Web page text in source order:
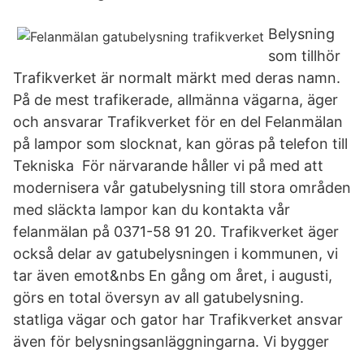
Belysning
som tillhör
Trafikverket är normalt märkt med deras namn.
På de mest trafikerade, allmänna vägarna, äger
och ansvarar Trafikverket för en del Felanmälan
på lampor som slocknat, kan göras på telefon till
Tekniska För närvarande håller vi på med att
modernisera vår gatubelysning till stora områden
med släckta lampor kan du kontakta vår
felanmälan på 0371-58 91 20. Trafikverket äger
också delar av gatubelysningen i kommunen, vi
tar även emot&nbs En gång om året, i augusti,
görs en total översyn av all gatubelysning.
statliga vägar och gator har Trafikverket ansvar
även för belysningsanläggningarna. Vi bygger